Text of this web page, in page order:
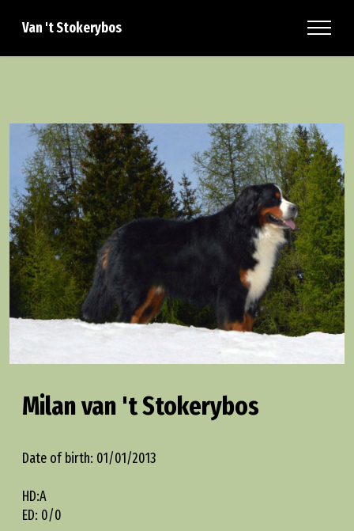
Van 't Stokerybos
Milan van 't Stokerybos
Date of birth: 01/01/2013
HD:A
ED: 0/0